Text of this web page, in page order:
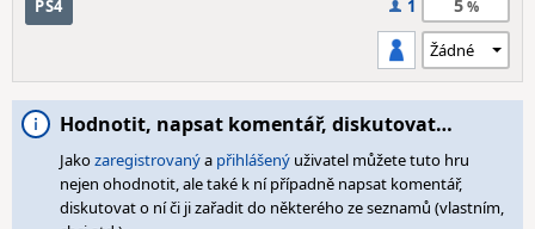
PS4 1 5
Hodnotit, napsat komentář, diskutovat…
Jakozaregistrovanýa přihlášený uživatel můžete tuto hru
nejen ohodnotit, ale také k ní případně napsat komentář,
diskutovat o ní či ji zařadit do některého ze seznamů (vlastním,